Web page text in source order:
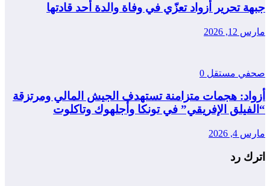
جبهة تحرير أزواد تعزّي في وفاة والدة أحد قادتها
مارس 12, 2026
صحفي مستقل 0
أزواد: هجمات متزامنة تستهدف الجيش المالي ومرتزقة
“الفيلق الإفريقي” في تونكا وأجلهوك وتاكلوت
مارس 4, 2026
اترك رد